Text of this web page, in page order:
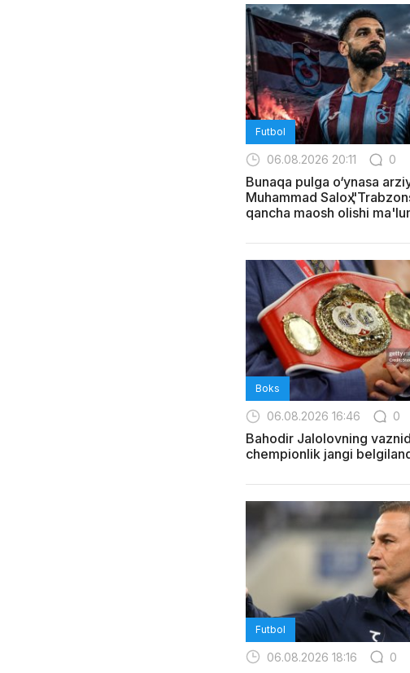
Futbol
06.08.2026 20:11 0
Bunaqa pulga o‘ynasa
Muhammad Saloҳ
qancha maosh olishi
Boks
06.08.2026 16:46 0
Bahodir Jalolovning
chempionlik jangi
Futbol
06.08.2026 18:16 0